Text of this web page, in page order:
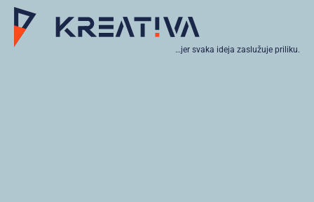
…jer svaka ideja zaslužuje priliku.